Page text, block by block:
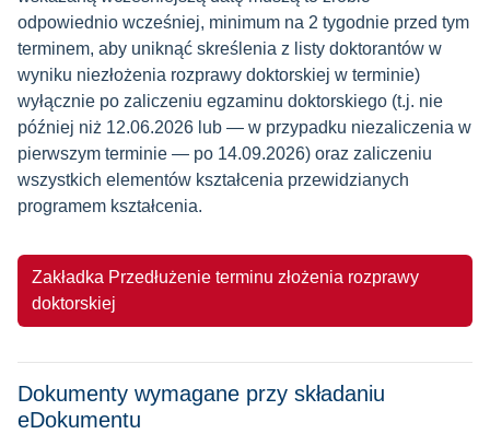
odpowiednio wcześniej, minimum na 2 tygodnie przed tym
terminem, aby uniknąć skreślenia z listy doktorantów w
wyniku niezłożenia rozprawy doktorskiej w terminie)
wyłącznie po zaliczeniu egzaminu doktorskiego (t.j. nie
później niż 12.06.2026 lub — w przypadku niezaliczenia w
pierwszym terminie — po 14.09.2026) oraz zaliczeniu
wszystkich elementów kształcenia przewidzianych
programem kształcenia.
Zakładka Przedłużenie terminu złożenia rozprawy
doktorskiej
Dokumenty wymagane przy składaniu
eDokumentu